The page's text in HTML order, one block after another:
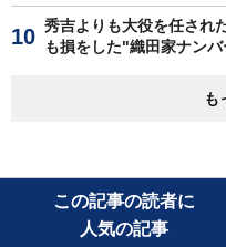
秀吉よりも大役を任され
も損をした"織田家ナン
も
この記事の読者に
人気の記事